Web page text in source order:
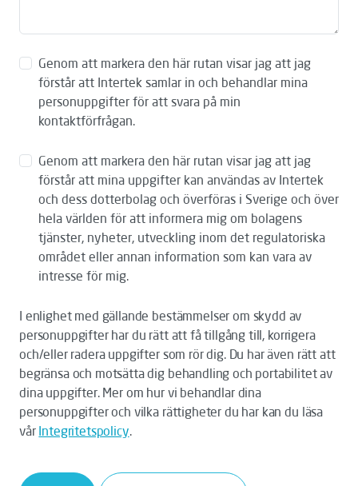
Genom att markera den här rutan visar jag att jag
förstår att Intertek samlar in och behandlar mina
personuppgifter för att svara på min
kontaktförfrågan.
Genom att markera den här rutan visar jag att jag
förstår att mina uppgifter kan användas av Intertek
och dess dotterbolag och överföras i Sverige och över
hela världen för att informera mig om bolagens
tjänster, nyheter, utveckling inom det regulatoriska
området eller annan information som kan vara av
intresse för mig.
I enlighet med gällande bestämmelser om skydd av
personuppgifter har du rätt att få tillgång till, korrigera
och/eller radera uppgifter som rör dig. Du har även rätt att
begränsa och motsätta dig behandling och portabilitet av
dina uppgifter. Mer om hur vi behandlar dina
personuppgifter och vilka rättigheter du har kan du läsa
vår Integritetspolicy.